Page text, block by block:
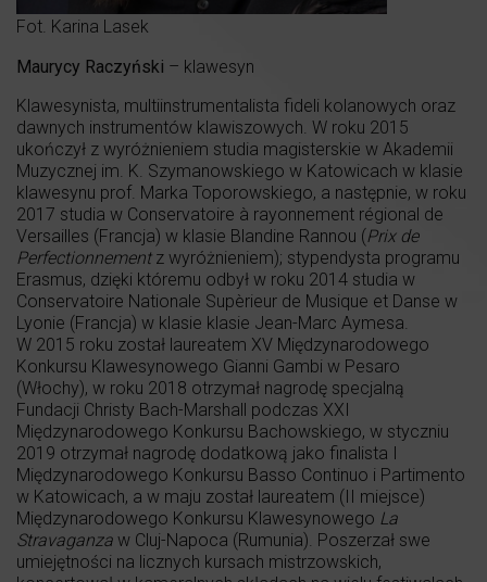
Fot. Karina Lasek
Maurycy Raczyński – klawesyn
Klawesynista, multiinstrumentalista fideli kolanowych oraz
dawnych instrumentów klawiszowych. W roku 2015
ukończył z wyróżnieniem studia magisterskie w Akademii
Muzycznej im. K. Szymanowskiego w Katowicach w klasie
klawesynu prof. Marka Toporowskiego, a następnie, w roku
2017 studia w Conservatoire à rayonnement régional de
Versailles (Francja) w klasie Blandine Rannou (Prix de
Perfectionnementz wyróżnieniem); stypendysta programu
Erasmus, dzięki któremu odbył w roku 2014 studia w
Conservatoire Nationale Supèrieur de Musique et Danse w
Lyonie (Francja) w klasie klasie Jean-Marc Aymesa.
W 2015 roku został laureatem XV Międzynarodowego
Konkursu Klawesynowego Gianni Gambi w Pesaro
(Włochy), w roku 2018 otrzymał nagrodę specjalną
Fundacji Christy Bach-Marshall podczas XXI
Międzynarodowego Konkursu Bachowskiego, w styczniu
2019 otrzymał nagrodę dodatkową jako finalista I
Międzynarodowego Konkursu Basso Continuo i Partimento
w Katowicach, a w maju został laureatem (II miejsce)
Międzynarodowego Konkursu Klawesynowego La
Stravaganza w Cluj-Napoca (Rumunia). Poszerzał swe
umiejętności na licznych kursach mistrzowskich,